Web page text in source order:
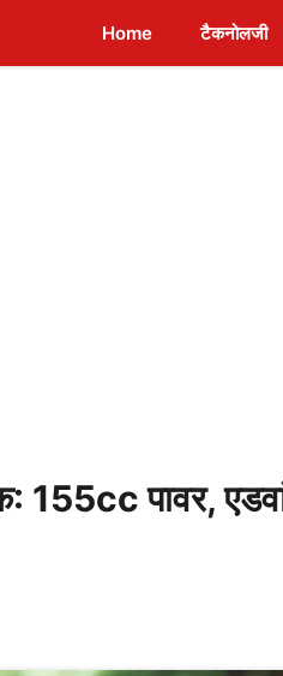
Home टैकनोलजी
पावर,